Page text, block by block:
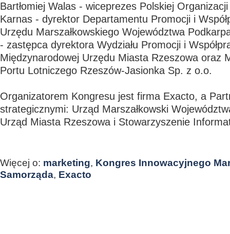
Bartłomiej Walas - wiceprezes Polskiej
Karnas - dyrektor Departamentu Promocji i
Urzędu Marszałkowskiego Województwa
- zastępca dyrektora Wydziału Promocji i
Międzynarodowej Urzędu Miasta Rzeszowa oraz
Portu Lotniczego Rzeszów-Jasionka Sp. z o.o.
Organizatorem Kongresu jest firma Exacto, a
strategicznymi: Urząd Marszałkowski
Urząd Miasta Rzeszowa i Stowarzyszenie
Więcej o: marketing, Kongres Innowacyjnego
Samorząda, Exacto